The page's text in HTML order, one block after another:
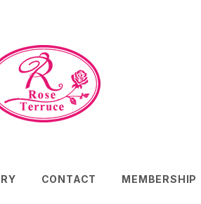
CONTACT MEMBERSHIP